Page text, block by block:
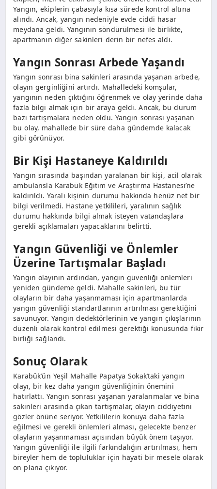
Yangın, ekiplerin çabasıyla kısa sürede kontrol altına
alındı. Ancak, yangın nedeniyle evde ciddi hasar
meydana geldi. Yangının söndürülmesi ile birlikte,
apartmanın diğer sakinleri derin bir nefes aldı.
Yangın Sonrası Arbede Yaşandı
Yangın sonrası bina sakinleri arasında yaşanan arbede,
olayın gerginliğini artırdı. Mahalledeki komşular,
yangının neden çıktığını öğrenmek ve olay yerinde daha
fazla bilgi almak için bir araya geldi. Ancak, bu durum
bazı tartışmalara neden oldu. Yangın sonrası yaşanan
bu olay, mahallede bir süre daha gündemde kalacak
gibi görünüyor.
Bir Kişi Hastaneye Kaldırıldı
Yangın sırasında başından yaralanan bir kişi, acil olarak
ambulansla Karabük Eğitim ve Araştırma Hastanesi’ne
kaldırıldı. Yaralı kişinin durumu hakkında henüz net bir
bilgi verilmedi. Hastane yetkilileri, yaralının sağlık
durumu hakkında bilgi almak isteyen vatandaşlara
gerekli açıklamaları yapacaklarını belirtti.
Yangın Güvenliği ve Önlemler
Üzerine Tartışmalar Başladı
Yangın olayının ardından, yangın güvenliği önlemleri
yeniden gündeme geldi. Mahalle sakinleri, bu tür
olayların bir daha yaşanmaması için apartmanlarda
yangın güvenliği standartlarının artırılması gerektiğini
savunuyor. Yangın dedektörlerinin ve yangın çıkışlarının
düzenli olarak kontrol edilmesi gerektiği konusunda fikir
birliği sağlandı.
Sonuç Olarak
Karabük’ün Yeşil Mahalle Papatya Sokak’taki yangın
olayı, bir kez daha yangın güvenliğinin önemini
hatırlattı. Yangın sonrası yaşanan yaralanmalar ve bina
sakinleri arasında çıkan tartışmalar, olayın ciddiyetini
gözler önüne seriyor. Yetkililerin konuya daha fazla
eğilmesi ve gerekli önlemleri alması, gelecekte benzer
olayların yaşanmaması açısından büyük önem taşıyor.
Yangın güvenliği ile ilgili farkındalığın artırılması, hem
bireyler hem de topluluklar için hayati bir mesele olarak
ön plana çıkıyor.